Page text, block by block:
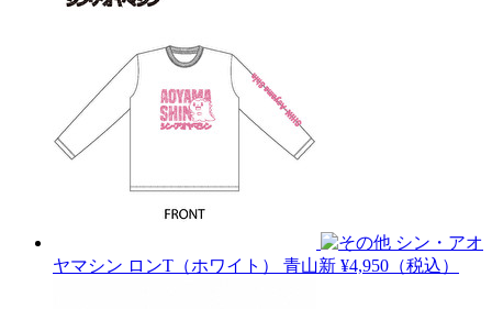
シン・アオ
ヤマシン ロンT（ホワイト） 青山新 ¥4,950（税込）